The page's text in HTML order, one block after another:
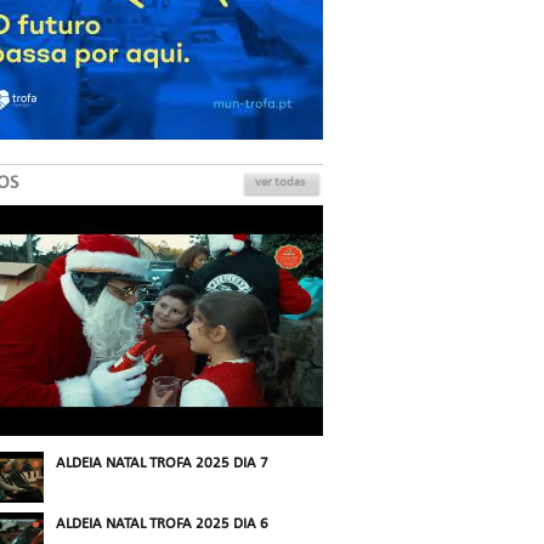
ver todas
ALDEIA NATAL TROFA 2025 DIA 7
ALDEIA NATAL TROFA 2025 DIA 6